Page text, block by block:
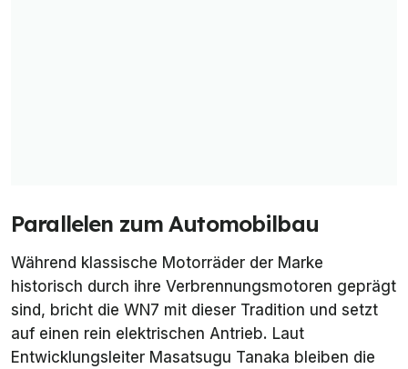
Parallelen zum Automobilbau
Während klassische Motorräder der Marke
historisch durch ihre Verbrennungsmotoren geprägt
sind, bricht die WN7 mit dieser Tradition und setzt
auf einen rein elektrischen Antrieb. Laut
Entwicklungsleiter Masatsugu Tanaka bleiben die